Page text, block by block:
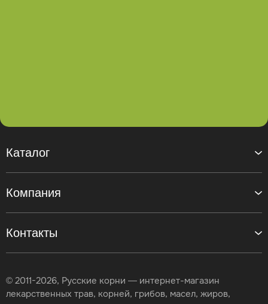
Контакты
Каталог
Компания
© 2011-2026, Русские корни — интернет-магазин
лекарственных трав, корней, грибов, масел, жиров,